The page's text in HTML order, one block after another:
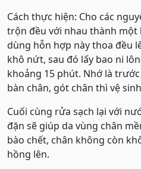
Cách thực hiện: Cho các
trộn đều với nhau thành một
dùng hỗn hợp này thoa đều
khô nứt, sau đó lấy bao ni
khoảng 15 phút. Nhớ là
bàn chân, gót chân thì vệ
Cuối cùng rửa sạch lại với
đặn sẽ giúp da vùng chân
bào chết, chân không còn
hồng lên.